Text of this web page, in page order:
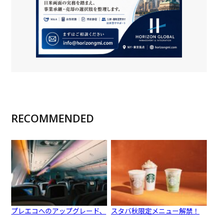
RECOMMENDED
プレエコへのアップグレード、
スタバ秋限定メニュー解禁！